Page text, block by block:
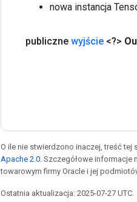
nowa instancja
publiczne wyjście <?>
O ile nie stwierdzono inaczej, treść tej
Apache 2.0 . Szczegółowe informacje
towarowym firmy Oracle i jej
Ostatnia aktualizacja: 2025-07-27 UTC.